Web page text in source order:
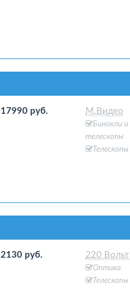
17990 руб. М.Видео
Бинокли и
телескопы
Телескопы
2130 руб. 220 Вольт
Оптика
Телескопы